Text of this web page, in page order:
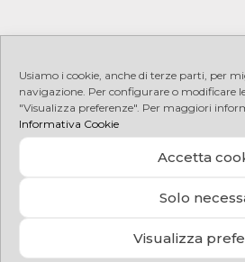
Usiamo i cookie, anche di terze parti, per
navigazione. Per configurare o modificare
"Visualizza preferenze". Per maggiori
Informativa Cookie
Accetta
Solo
Visualizza
PRIVACY | COOKIE |